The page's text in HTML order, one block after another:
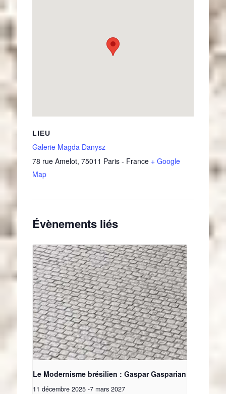
LIEU
Galerie Magda Danysz
78 rue Amelot, 75011 Paris - France + Google
Map
Évènements liés
Le Modernisme brésilien : Gaspar Gasparian
11 décembre 2025 -7 mars 2027